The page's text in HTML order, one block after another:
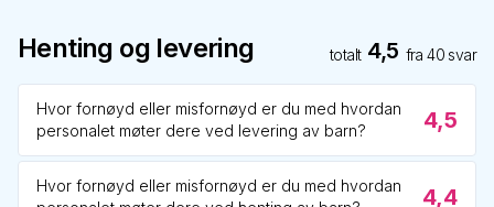
Henting og levering totalt 4,5 fra40 svar
Hvor fornøyd eller misfornøyd er du med hvordan
personalet møter dere ved levering av barn?
4,5
Hvor fornøyd eller misfornøyd er du med hvordan
4,4